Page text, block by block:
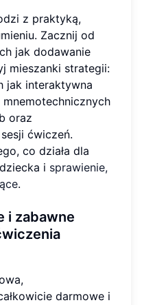
z praktyką,
Zacznij od
jak dodawanie
mieszanki strategii:
jak interaktywna
oraz
ćwiczeń.
co działa dla
i sprawienie,
.
i zabawne
darmowe i